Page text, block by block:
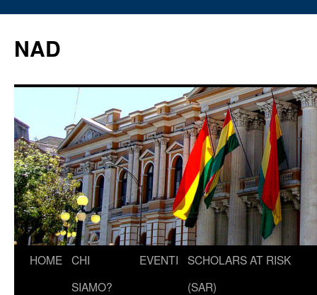
contenuto
NAD
HOME CHI
SIAMO?
EVENTI
SCHOLARS AT RISK
(SAR)